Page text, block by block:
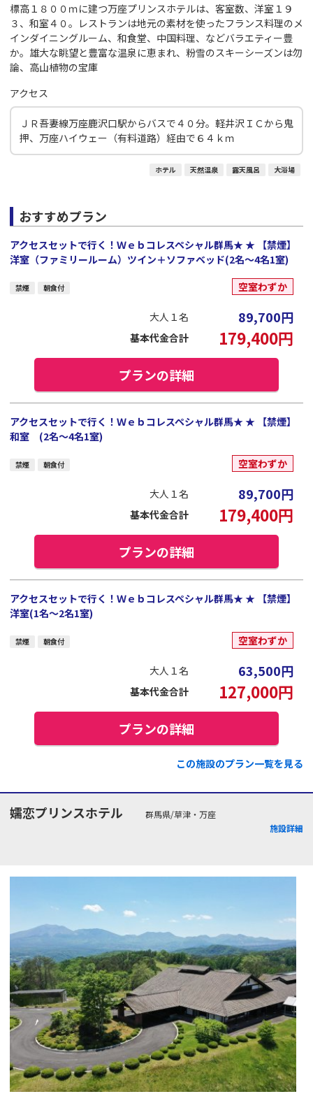
標高１８００ｍに建つ万座プリンスホテルは、客室数、洋室１９
３、和室４０。レストランは地元の素材を使ったフランス料理のメ
インダイニングルーム、和食堂、中国料理、などバラエティー豊
か。雄大な眺望と豊富な温泉に恵まれ、粉雪のスキーシーズンは勿
論、高山植物の宝庫
アクセス
ＪＲ吾妻線万座鹿沢口駅からバスで４０分。軽井沢ＩＣから鬼
押、万座ハイウェー（有料道路）経由で６４ｋｍ
ホテル 天然温泉 露天風呂 大浴場
おすすめプラン
アクセスセットで行く！Ｗｅｂコレスペシャル群馬★ ★ 【禁煙】
洋室（ファミリールーム）ツイン＋ソファベッド(2名～4名1室)
禁煙 朝食付 空室わずか
大人１名 89,700円
基本代金合計 179,400円
プランの詳細
アクセスセットで行く！Ｗｅｂコレスペシャル群馬★ ★ 【禁煙】
和室 (2名～4名1室)
禁煙 朝食付 空室わずか
大人１名 89,700円
基本代金合計 179,400円
プランの詳細
アクセスセットで行く！Ｗｅｂコレスペシャル群馬★ ★ 【禁煙】
洋室(1名～2名1室)
禁煙 朝食付 空室わずか
大人１名 63,500円
基本代金合計 127,000円
プランの詳細
この施設のプラン一覧を見る
嬬恋プリンスホテル
群馬県/草津・万座
施設詳細